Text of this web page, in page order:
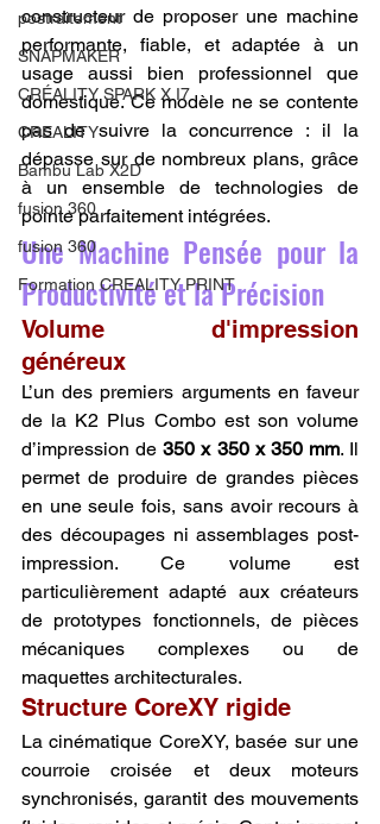
postraitement
SNAPMAKER
CRÉALITY SPARK X I7
CREALITY
Bambu Lab X2D
fusion 360
fusion 360
Formation CREALITY PRINT
constructeur de proposer une machine
performante, fiable, et adaptée à un
usage aussi bien professionnel que
domestique. Ce modèle ne se contente
pas de suivre la concurrence : il la
dépasse sur de nombreux plans, grâce
à un ensemble de technologies de
pointe parfaitement intégrées.
Une Machine Pensée pour la
Productivité et la Précision
Volume d'impression
généreux
L’un des premiers arguments en faveur
de la K2 Plus Combo est son volume
d’impression de 350 x 350 x 350 mm. Il
permet de produire de grandes pièces
en une seule fois, sans avoir recours à
des découpages ni assemblages post-
impression. Ce volume est
particulièrement adapté aux créateurs
de prototypes fonctionnels, de pièces
mécaniques complexes ou de
maquettes architecturales.
Structure CoreXY rigide
La cinématique CoreXY, basée sur une
courroie croisée et deux moteurs
synchronisés, garantit des mouvements